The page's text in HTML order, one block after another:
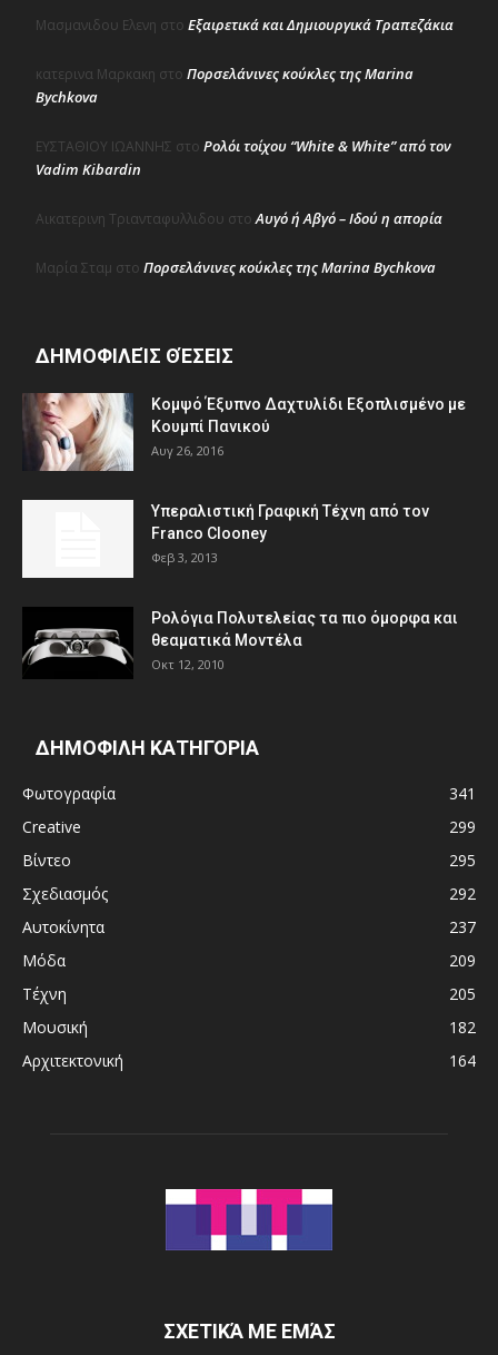
Μασμανιδου Ελενη στο Εξαιρετικά και Δημιουργικά Τραπεζάκια
κατερινα Μαρκακη στο Πορσελάνινες κούκλες της Marina
Bychkova
ΕΥΣΤΑΘΙΟΥ ΙΩΑΝΝΗΣ στο Ρολόι τοίχου “White & White” από τον
Vadim Kibardin
Αικατερινη Τριανταφυλλιδου στοΑυγό ή Αβγό – Ιδού η απορία
Μαρία Σταμ στο Πορσελάνινες κούκλες της Marina Bychkova
ΔΗΜΟΦΙΛΕΊΣ ΘΈΣΕΙΣ
Κομψό Έξυπνο Δαχτυλίδι Εξοπλισμένο με
Κουμπί Πανικού
Αυγ 26, 2016
Υπεραλιστική Γραφική Τέχνη από τον
Franco Clooney
Φεβ 3, 2013
Ρολόγια Πολυτελείας τα πιο όμορφα και
θεαματικά Μοντέλα
Οκτ 12, 2010
ΔΗΜΟΦΙΛΗ ΚΑΤΗΓΟΡΙΑ
Φωτογραφία
341
Creative
299
Βίντεο
295
Σχεδιασμός
292
Αυτοκίνητα
237
Μόδα
209
Τέχνη
205
Μουσική
182
Αρχιτεκτονική
164
ΣΧΕΤΙΚΆ ΜΕ ΕΜΆΣ